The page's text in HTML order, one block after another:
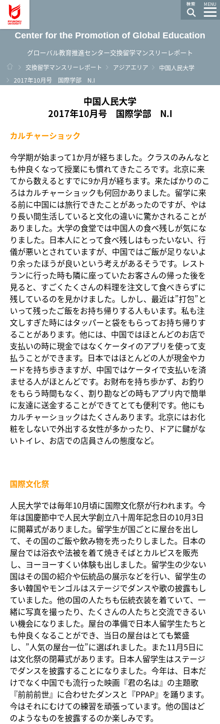
MENU
Center for the Promotion of Global Education
グローバル教育推進センター交換留学マンスリーレポート
ホーム
交換留学マンスリーレポート アジアエリア
中国人民大学
2017年10月号 国際学部 N.I
中国人民大学
2017年10月号 国際学部 N.I
カルチャーショック
今学期が始まって1か月が経ちました。クラスのみんなと
も仲良くなって授業にも慣れてきたころです。北京に来
てから数えるとすでに9か月が経ちます。来たばかりのこ
ろはカルチャーショックも何回かありました。留学に来
る前に中国には旅行できたことがあったのですが、やは
り長い間生活していると文化の違いに驚かされることが
ありました。大学の食堂では中国人の食べ残しが気にな
りました。日本人にとって食べ残しはもったいない、行
儀が悪いとされていますが、中国ではご飯が足りないよ
り余ったほうが良いという考えがあるそうです。レスト
ランに行った時も隣に座っていたお客さんの帰った後を
見ると、すごくたくさんの料理を注文して食べきらずに
残しているのを見かけました。しかし、最近は”打包”と
いって残ったご飯をお持ち帰りする人もいます。私も注
文しすぎた時にはタッパーと袋をもらってお持ち帰りす
ることがあります。他には、中国ではほとんどのお店で
支払いの時に現金ではなくケータイのアプリを使って支
払うことができます。日本ではほとんどの人が現金やカ
ードを持ち歩きますが、中国ではケータイで支払いを済
ませる人がほとんどです。お財布を持ち歩かず、お釣り
をもらう時間もなく、割り勘などの時もアプリ内で簡単
に友達に送金することができてとても便利です。他にも
カルチャーショックはたくさんあります。北京にはお化
粧をしないで外出する女性が多かったり、ドアに鍵がな
いトイレ、お店での店員さんの態度など。
国際文化祭
人民大学では毎年10月頃に国際文化祭が行われます。今
年は国慶節中で人民大学創立八十周年記念日の10月3日
に開幕式がありました。留学生が国ごとに屋台を出し
て、その国のご飯や飲み物を売ったりしました。日本の
屋台では浴衣や法被を着て焼きそばとカルピスを販売
し、ヨーヨーすくい体験も出しました。留学生の少ない
国はその国の紹介や伝統品の展示などを行い、留学生の
多い韓国やモンゴルはステージでダンスや歌の披露もし
ていました。他の国の人たちも伝統衣装を着ていて、一
緒に写真を撮ったり、たくさんの人たちと交流できるい
い機会になりました。屋台の準備で日本人留学生たちと
も仲良くなることができ、当日の屋台はとても繁盛
し、”人気の屋台一位”に選ばれました。また11月5日に
は文化祭の閉幕式があります。日本人留学生はステージ
でダンスを披露することになりました。今年は、日本だ
けでなく中国でも流行った映画『君の名は』の主題歌
『前前前世』に合わせたダンスと『PPAP』を踊ります。
今はそれにむけての練習を頑張っています。他の国はど
のようなものを披露するのか楽しみです。